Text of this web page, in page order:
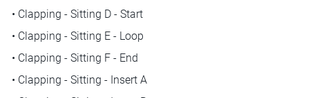
• Clapping - Sitting D - Start
• Clapping - Sitting E - Loop
• Clapping - Sitting F - End
• Clapping - Sitting - Insert A